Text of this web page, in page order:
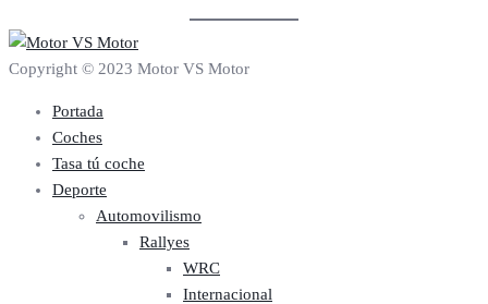
Copyright © 2023 Motor VS Motor
Portada
Coches
Tasa tú coche
Deporte
Automovilismo
Rallyes
WRC
Internacional